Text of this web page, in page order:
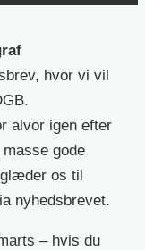
hvor vi vil
alvor igen efter
gode
os til
nyhedsbrevet.
– hvis du